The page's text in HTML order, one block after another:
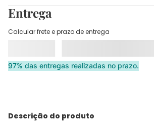
Entrega
Calcular frete e prazo de entrega
97% das entregas realizadas no prazo.
Descrição do produto